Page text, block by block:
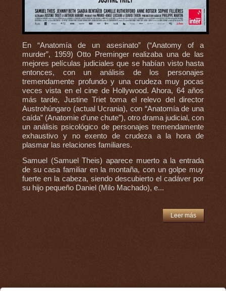
En “Anatomía de un asesinato” (“Anatomy of a
murder”, 1959) Otto Preminger realizaba una de las
mejores películas judiciales que se habían visto hasta
entonces, con un análisis de los personajes
tremendamente profundo y una crudeza muy pocas
veces vista en el cine de Hollywood. Ahora, 64 años
más tarde, Justine Triet toma el relevo del director
Austrohúngaro (actual Ucrania), con “Anatomía de una
caída” (Anatomie d’une chute”), otro drama judicial, con
un análisis psicológico de personajes tremendamente
exhaustivo y no exento de crudeza a la hora de
plasmar las relaciones familiares.
Samuel (Samuel Theis) aparece muerto a la entrada
de su casa familiar en la montaña, con un golpe muy
fuerte en la cabeza, siendo descubierto el cadáver por
su hijo pequeño Daniel (Milo Machado), e...
Leer más